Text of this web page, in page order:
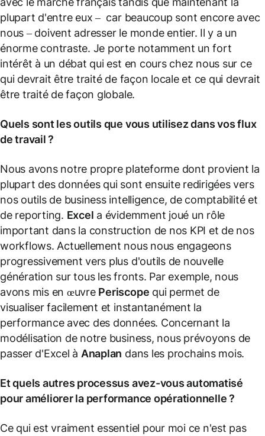
plupart d'entre eux – car beaucoup sont encore avec
nous – doivent adresser le monde entier. Il y a un
énorme contraste. Je porte notamment un fort
intérêt à un débat qui est en cours chez nous sur ce
qui devrait être traité de façon locale et ce qui devrait
être traité de façon globale.
Quels sont les outils que vous utilisez dans vos flux
de travail ?
Nous avons notre propre plateforme dont provient la
plupart des données qui sont ensuite redirigées vers
nos outils de business intelligence, de comptabilité et
de reporting. Excel a évidemment joué un rôle
important dans la construction de nos KPI et de nos
workflows. Actuellement nous nous engageons
progressivement vers plus d'outils de nouvelle
génération sur tous les fronts. Par exemple, nous
avons mis en œuvre Periscope qui permet de
visualiser facilement et instantanément la
performance avec des données. Concernant la
modélisation de notre business, nous prévoyons de
passer d'Excel à Anaplan dans les prochains mois.
Et quels autres processus avez-vous automatisé
pour améliorer la performance opérationnelle ?
Ce qui est vraiment essentiel pour moi ce n'est pas